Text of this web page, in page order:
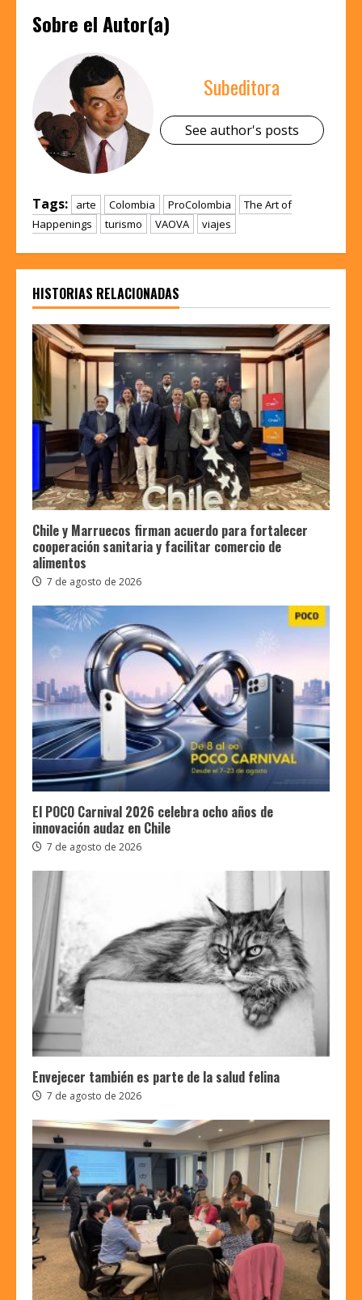
Sobre el Autor(a)
Subeditora
See author's posts
Tags: arte Colombia ProColombia
The Art of
Happenings
turismo VAOVA viajes
HISTORIAS RELACIONADAS
Chile y Marruecos firman acuerdo para fortalecer
cooperación sanitaria y facilitar comercio de
alimentos
7 de agosto de 2026
El POCO Carnival 2026 celebra ocho años de
innovación audaz en Chile
7 de agosto de 2026
Envejecer también es parte de la salud felina
7 de agosto de 2026